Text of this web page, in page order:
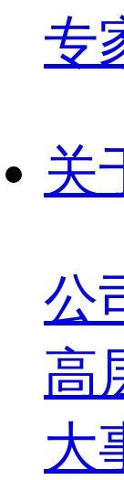
专
关
公
高
大